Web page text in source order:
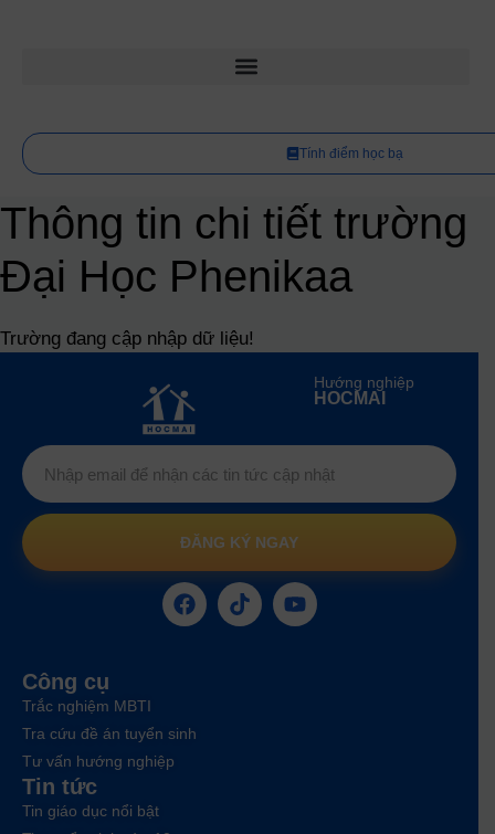
Tính điểm học bạ
Thông tin chi tiết trường
Đại Học Phenikaa
Trường đang cập nhập dữ liệu!
Hướng nghiệp
HOCMAI
ĐĂNG KÝ NGAY
Công cụ
Trắc nghiệm MBTI
Tra cứu đề án tuyển sinh
Tư vấn hướng nghiệp
Tin tức
Tin giáo dục nổi bật